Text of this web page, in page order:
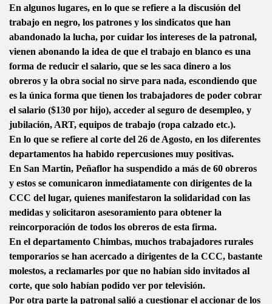
En algunos lugares, en lo que se refiere a la discusión del
trabajo en negro, los patrones y los sindicatos que han
abandonado la lucha, por cuidar los intereses de la patronal,
vienen abonando la idea de que el trabajo en blanco es una
forma de reducir el salario, que se les saca dinero a los
obreros y la obra social no sirve para nada, escondiendo que
es la única forma que tienen los trabajadores de poder cobrar
el salario ($130 por hijo), acceder al seguro de desempleo, y
jubilación, ART, equipos de trabajo (ropa calzado etc.).
En lo que se refiere al corte del 26 de Agosto, en los diferentes
departamentos ha habido repercusiones muy positivas.
En San Martin, Peñaflor ha suspendido a más de 60 obreros
y estos se comunicaron inmediatamente con dirigentes de la
CCC del lugar, quienes manifestaron la solidaridad con las
medidas y solicitaron asesoramiento para obtener la
reincorporación de todos los obreros de esta firma.
En el departamento Chimbas, muchos trabajadores rurales
temporarios se han acercado a dirigentes de la CCC, bastante
molestos, a reclamarles por que no habían sido invitados al
corte, que solo habían podido ver por televisión.
Por otra parte la patronal salió a cuestionar el accionar de los